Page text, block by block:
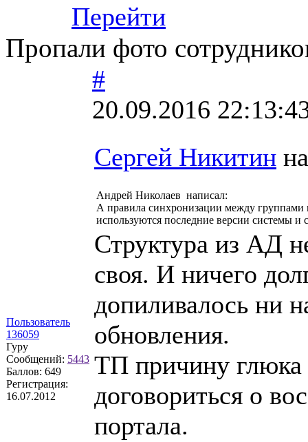
Перейти
Пропали фото
Пользователь
136059
Гуру
Сообщений: 5443
Баллов: 649
Регистрация:
16.07.2012
#
20.09.2016
Сергей Никитин
Андрей Николаев написал:
А правила синхронизации между группами
используются последние версии системы и
Структура из АД
своя. И ничего
допиливалось ни
обновления.
ТП причину
договориться о
портала.